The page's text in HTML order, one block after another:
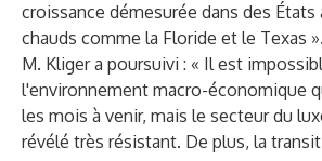
croissance démesurée dans des États
chauds comme la Floride et le Texas ».
M. Kliger a poursuivi : « Il est
l'environnement macro-économique
les mois à venir, mais le secteur du
révélé très résistant. De plus, la